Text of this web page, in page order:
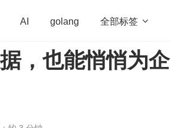
AI golang 全部标签 
学习方法 Web3.0 高效工作
，也能悄悄为企